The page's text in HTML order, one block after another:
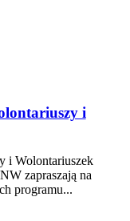
i
i Wolontariuszek
zapraszają na
programu...